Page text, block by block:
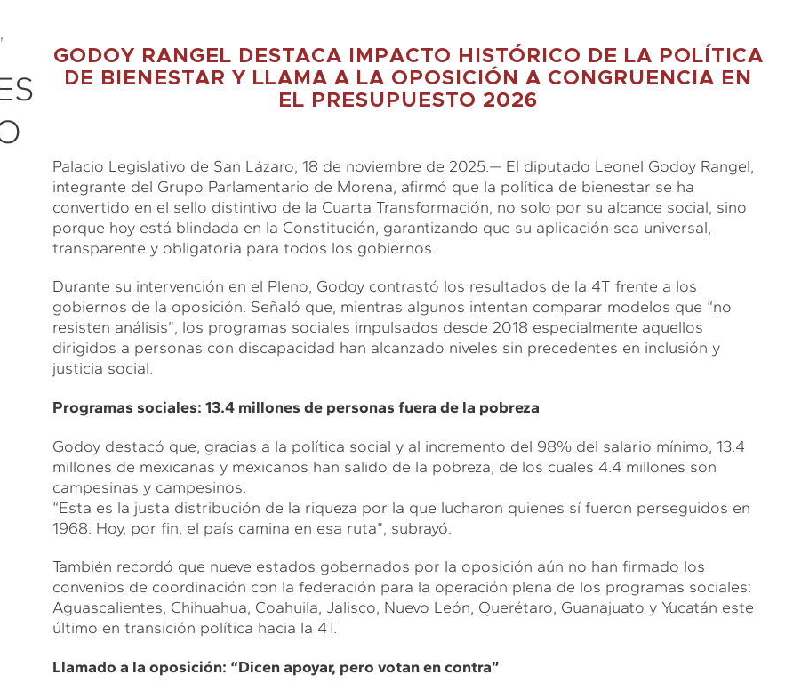
,
GODOY RANGEL DESTACA IMPACTO HISTÓRICO DE LA POLÍTICA
DE BIENESTAR Y LLAMA A LA OPOSICIÓN A CONGRUENCIA EN
EL PRESUPUESTO 2026
Palacio Legislativo de San Lázaro, 18 de noviembre de 2025.— El diputado Leonel Godoy Rangel,
integrante del Grupo Parlamentario de Morena, afirmó que la política de bienestar se ha
convertido en el sello distintivo de la Cuarta Transformación, no solo por su alcance social, sino
porque hoy está blindada en la Constitución, garantizando que su aplicación sea universal,
transparente y obligatoria para todos los gobiernos.
Durante su intervención en el Pleno, Godoy contrastó los resultados de la 4T frente a los
gobiernos de la oposición. Señaló que, mientras algunos intentan comparar modelos que “no
resisten análisis”, los programas sociales impulsados desde 2018 especialmente aquellos
dirigidos a personas con discapacidad han alcanzado niveles sin precedentes en inclusión y
justicia social.
Programas sociales: 13.4 millones de personas fuera de la pobreza
Godoy destacó que, gracias a la política social y al incremento del 98% del salario mínimo, 13.4
millones de mexicanas y mexicanos han salido de la pobreza, de los cuales 4.4 millones son
campesinas y campesinos.
“Esta es la justa distribución de la riqueza por la que lucharon quienes sí fueron perseguidos en
1968. Hoy, por fin, el país camina en esa ruta”, subrayó.
También recordó que nueve estados gobernados por la oposición aún no han firmado los
convenios de coordinación con la federación para la operación plena de los programas sociales:
Aguascalientes, Chihuahua, Coahuila, Jalisco, Nuevo León, Querétaro, Guanajuato y Yucatán este
último en transición política hacia la 4T.
Llamado a la oposición: “Dicen apoyar, pero votan en contra”